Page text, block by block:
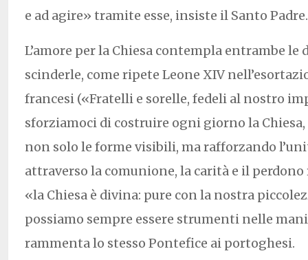
e ad agire» tramite esse, insiste il Santo Padre.
L’amore per la Chiesa contempla entrambe
scinderle, come ripete Leone XIV
francesi («Fratelli e sorelle, fedeli al nostro
sforziamoci di costruire ogni giorno la
non solo le forme visibili, ma rafforzando
attraverso la comunione, la carità e il perdono
«la Chiesa è divina: pure con la nostra
possiamo sempre essere strumenti nelle
rammenta lo stesso Pontefice ai portoghesi.